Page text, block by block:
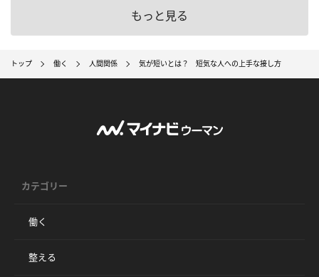
もっと見る
トップ 働く 人間関係 気が短いとは？ 短気な人への上手な接し方
カテゴリー
働く
整える